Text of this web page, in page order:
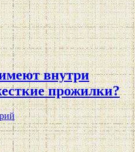
внутри
прожилки?